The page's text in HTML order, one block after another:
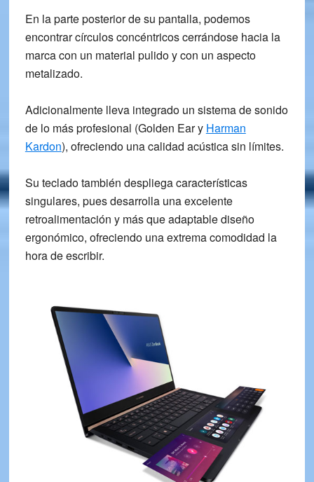
En la parte posterior de su pantalla, podemos
encontrar círculos concéntricos cerrándose hacia la
marca con un material pulido y con un aspecto
metalizado.
Adicionalmente lleva integrado un sistema de sonido
de lo másprofesional (Golden Ear y Harman
Kardon), ofreciendo una calidad acústica sin límites.
Su teclado también despliega características
singulares, pues desarrolla una excelente
retroalimentación y más que adaptable diseño
ergonómico, ofreciendo una extrema comodidad la
hora de escribir.